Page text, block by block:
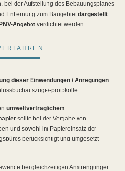
bei der Aufstellung des Bebauungsplanes
Entfernung zum Baugebietdargestellt
Angebot verdichtet werden.
dieser Einwendungen / Anregungen
protokolle.
umweltverträglichem
sollte bei der Vergabe von
und sowohl im Papiereinsatz der
berücksichtigt und umgesetzt
bei gleichzeitigen Anstrengungen